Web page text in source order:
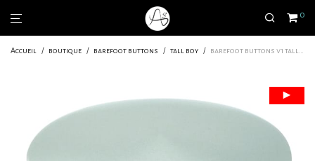
0
Accueil / boutique / barefoot buttons / tall boy / barefoot buttons v1 tallboy silver